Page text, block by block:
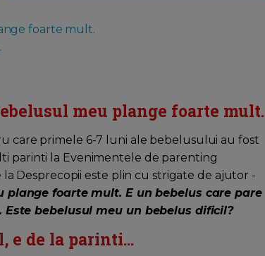
foarte mult.
meu plange foarte mult.
care primele 6-7 luni ale bebelusului au fost
parinti la Evenimentele de parenting
Desprecopii este plin cu strigate de ajutor -
plange foarte mult. E un bebelus care pare
bebelusul meu un bebelus dificil?
e de la parinti...